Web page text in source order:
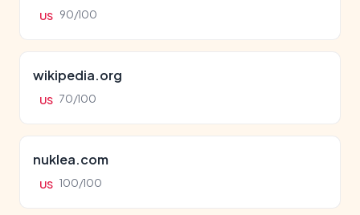
US 90/100
wikipedia.org
US 70/100
nuklea.com
US 100/100